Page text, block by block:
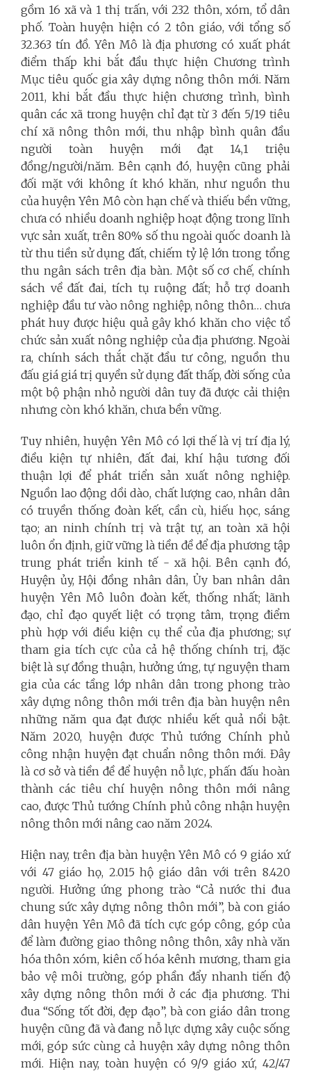
gồm 16 xã và 1 thị trấn, với 232 thôn, xóm, tổ dân
phố. Toàn huyện hiện có 2 tôn giáo, với tổng số
32.363 tín đồ. Yên Mô là địa phương có xuất phát
điểm thấp khi bắt đầu thực hiện Chương trình
Mục tiêu quốc gia xây dựng nông thôn mới. Năm
2011, khi bắt đầu thực hiện chương trình, bình
quân các xã trong huyện chỉ đạt từ 3 đến 5/19 tiêu
chí xã nông thôn mới, thu nhập bình quân đầu
người toàn huyện mới đạt 14,1 triệu
đồng/người/năm. Bên cạnh đó, huyện cũng phải
đối mặt với không ít khó khăn, như nguồn thu
của huyện Yên Mô còn hạn chế và thiếu bền vững,
chưa có nhiều doanh nghiệp hoạt động trong lĩnh
vực sản xuất, trên 80% số thu ngoài quốc doanh là
từ thu tiền sử dụng đất, chiếm tỷ lệ lớn trong tổng
thu ngân sách trên địa bàn. Một số cơ chế, chính
sách về đất đai, tích tụ ruộng đất; hỗ trợ doanh
nghiệp đầu tư vào nông nghiệp, nông thôn… chưa
phát huy được hiệu quả gây khó khăn cho việc tổ
chức sản xuất nông nghiệp của địa phương. Ngoài
ra, chính sách thắt chặt đầu tư công, nguồn thu
đấu giá giá trị quyền sử dụng đất thấp, đời sống của
một bộ phận nhỏ người dân tuy đã được cải thiện
nhưng còn khó khăn, chưa bền vững.
Tuy nhiên, huyện Yên Mô có lợi thế là vị trí địa lý,
điều kiện tự nhiên, đất đai, khí hậu tương đối
thuận lợi để phát triển sản xuất nông nghiệp.
Nguồn lao động dồi dào, chất lượng cao, nhân dân
có truyền thống đoàn kết, cần cù, hiếu học, sáng
tạo; an ninh chính trị và trật tự, an toàn xã hội
luôn ổn định, giữ vững là tiền đề để địa phương tập
trung phát triển kinh tế - xã hội. Bên cạnh đó,
Huyện ủy, Hội đồng nhân dân, Ủy ban nhân dân
huyện Yên Mô luôn đoàn kết, thống nhất; lãnh
đạo, chỉ đạo quyết liệt có trọng tâm, trọng điểm
phù hợp với điều kiện cụ thể của địa phương; sự
tham gia tích cực của cả hệ thống chính trị, đặc
biệt là sự đồng thuận, hưởng ứng, tự nguyện tham
gia của các tầng lớp nhân dân trong phong trào
xây dựng nông thôn mới trên địa bàn huyện nên
những năm qua đạt được nhiều kết quả nổi bật.
Năm 2020, huyện được Thủ tướng Chính phủ
công nhận huyện đạt chuẩn nông thôn mới. Đây
là cơ sở và tiền đề để huyện nỗ lực, phấn đấu hoàn
thành các tiêu chí huyện nông thôn mới nâng
cao, được Thủ tướng Chính phủ công nhận huyện
nông thôn mới nâng cao năm 2024.
Hiện nay, trên địa bàn huyện Yên Mô có 9 giáo xứ
với 47 giáo họ, 2.015 hộ giáo dân với trên 8.420
người. Hưởng ứng phong trào “Cả nước thi đua
chung sức xây dựng nông thôn mới”, bà con giáo
dân huyện Yên Mô đã tích cực góp công, góp của
để làm đường giao thông nông thôn, xây nhà văn
hóa thôn xóm, kiên cố hóa kênh mương, tham gia
bảo vệ môi trường, góp phần đẩy nhanh tiến độ
xây dựng nông thôn mới ở các địa phương. Thi
đua “Sống tốt đời, đẹp đạo”, bà con giáo dân trong
huyện cũng đã và đang nỗ lực dựng xây cuộc sống
mới, góp sức cùng cả huyện xây dựng nông thôn
mới. Hiện nay, toàn huyện có 9/9 giáo xứ, 42/47